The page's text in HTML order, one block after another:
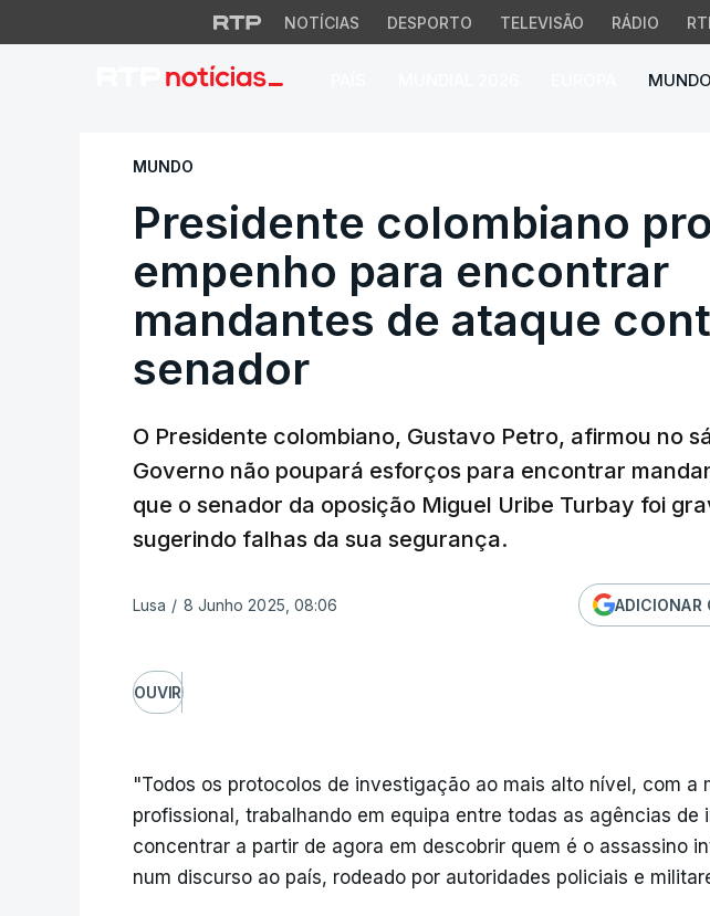
NOTÍCIAS DESPORTO TELEVISÃO RÁDIO
MUNDO
Presidente colombiano
MUNDO
Presidente colombiano
empenho para encontrar
mandantes de ataque
senador
O Presidente colombiano, Gustavo Petro, afirmou no
Governo não poupará esforços para encontrar
que o senador da oposição Miguel Uribe Turbay foi
sugerindo falhas da sua segurança.
Lusa / 8 Junho 2025, 08:06 ADICIONAR
OUVIR
"Todos os protocolos de investigação ao mais alto nível, com a
profissional, trabalhando em equipa entre todas as agências de
concentrar a partir de agora em descobrir quem é o assassino
num discurso ao país, rodeado por autoridades policiais e